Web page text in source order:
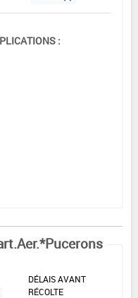
:
DÉLAIS AVANT
RÉCOLTE